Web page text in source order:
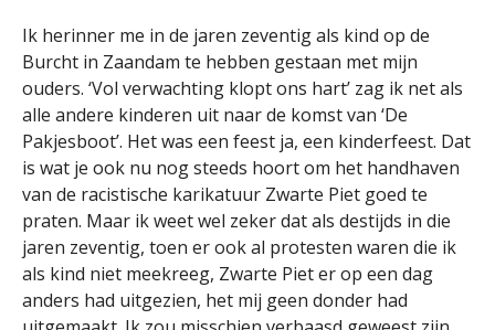
Ik herinner me in de jaren zeventig als kind op de
Burcht in Zaandam te hebben gestaan met mijn
ouders. ‘Vol verwachting klopt ons hart’ zag ik net als
alle andere kinderen uit naar de komst van ‘De
Pakjesboot’. Het was een feest ja, een kinderfeest. Dat
is wat je ook nu nog steeds hoort om het handhaven
van de racistische karikatuur Zwarte Piet goed te
praten. Maar ik weet wel zeker dat als destijds in die
jaren zeventig, toen er ook al protesten waren die ik
als kind niet meekreeg, Zwarte Piet er op een dag
anders had uitgezien, het mij geen donder had